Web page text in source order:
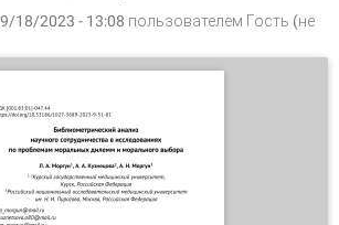
18/2023 - 13:08 пользователем Гость (не